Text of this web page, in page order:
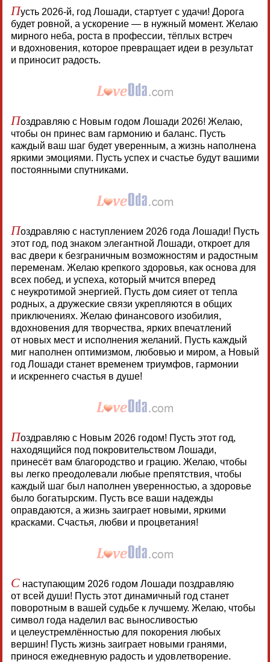
Пусть 2026-й, год Лошади, стартует с удачи! Дорога
будет ровной, а ускорение — в нужный момент. Желаю
мирного неба, роста в профессии, тёплых встреч
и вдохновения, которое превращает идеи в результат
и приносит радость.
Поздравляю с Новым годом Лошади 2026! Желаю,
чтобы он принес вам гармонию и баланс. Пусть
каждый ваш шаг будет уверенным, а жизнь наполнена
яркими эмоциями. Пусть успех и счастье будут вашими
постоянными спутниками.
Поздравляю с наступлением 2026 года Лошади! Пусть
этот год, под знаком элегантной Лошади, откроет для
вас двери к безграничным возможностям и радостным
переменам. Желаю крепкого здоровья, как основа для
всех побед, и успеха, который мчится вперед
с неукротимой энергией. Пусть дом сияет от тепла
родных, а дружеские связи укрепляются в общих
приключениях. Желаю финансового изобилия,
вдохновения для творчества, ярких впечатлений
от новых мест и исполнения желаний. Пусть каждый
миг наполнен оптимизмом, любовью и миром, а Новый
год Лошади станет временем триумфов, гармонии
и искреннего счастья в душе!
Поздравляю с Новым 2026 годом! Пусть этот год,
находящийся под покровительством Лошади,
принесёт вам благородство и грацию. Желаю, чтобы
вы легко преодолевали любые препятствия, чтобы
каждый шаг был наполнен уверенностью, а здоровье
было богатырским. Пусть все ваши надежды
оправдаются, а жизнь заиграет новыми, яркими
красками. Счастья, любви и процветания!
Снаступающим 2026 годом Лошади поздравляю
от всей души! Пусть этот динамичный год станет
поворотным в вашей судьбе к лучшему. Желаю, чтобы
символ года наделил вас выносливостью
и целеустремлённостью для покорения любых
вершин! Пусть жизнь заиграет новыми гранями,
принося ежедневную радость и удовлетворение.